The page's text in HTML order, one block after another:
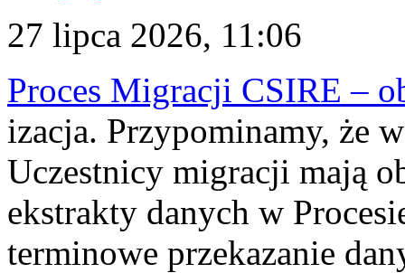
27 lipca 2026, 11:06
Proces Migracji CSIRE –
izacja. Przypominamy, że
Uczestnicy migracji mają
ekstrakty danych w
terminowe przekazanie